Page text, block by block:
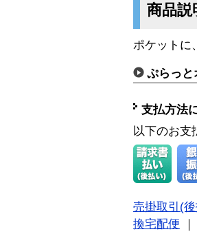
商品説
ポケットに
ぷらっと
支払方法
以下のお支
売掛取引(
換宅配便